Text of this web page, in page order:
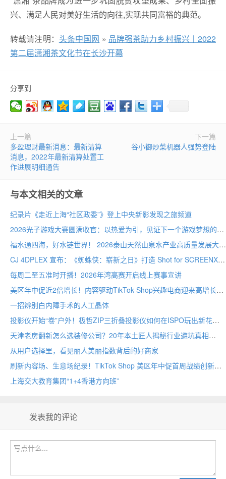
兴、满足人民对美好生活的向往,实现共同富裕的典范。
转载请注明： 头条中国网 » 品牌强茶助力乡村振兴丨2022
第二届潇湘茶文化节在长沙开幕
分享到
上一篇
多盈理财最新消息：最新清算
消息，2022年最新清算处置工
作进展明细通告
下一篇
谷小御炒菜机器人强势登陆
与本文相关的文章
纪录片《走近上海“社区政委”》登上中央新影发现之旅频道
2026光子游戏大赛圆满收官：以热爱为引，见证下一个游戏梦想的诞生
福水通四海，好水链世界！ 2026泰山天然山泉水产业高质量发展大会圆满举行
CJ 4DPLEX 宣布：《蜘蛛侠：崭新之日》打造 Shot for SCREENX 专属版本
每周二至五准时开播！2026年湾高赛开启线上赛事宣讲
美区年中促近2倍增长！内容驱动TikTok Shop兴趣电商迎来高增长
一招辨别白内障手术的人工晶体
投影仪开始“卷”户外！极哲ZIP三折叠投影仪如何在ISPO玩出新花样？
天津老房翻新怎么选装修公司？20年本土匠人揭秘行业避坑真相
从用户选择里，看见丽人美丽指数背后的好商家
刷新内容场、生意场纪录！TikTok Shop 美区年中促首周战绩创新高
上海交大教育集团“1+4香港方向班”
发表我的评论